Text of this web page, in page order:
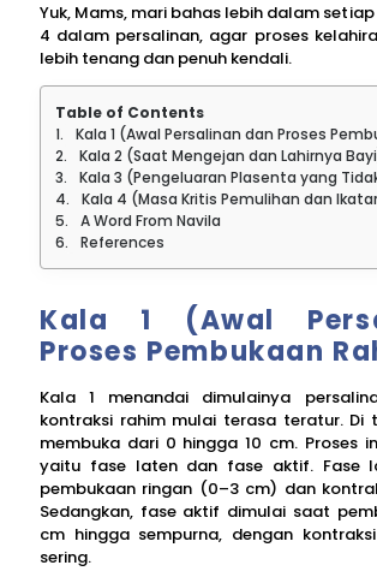
Yuk, Mams, mari bahas lebih dalam
4 dalam persalinan, agar proses
lebih tenang dan penuh kendali.
Table of Contents
Kala 1 (Awal Persalinan dan Proses
Kala 2 (Saat Mengejan dan Lahirnya
Kala 3 (Pengeluaran Plasenta yang
Kala 4 (Masa Kritis Pemulihan dan
A Word From Navila
References
Kala 1 (Awal
Proses Pembukaan
Kala 1 menandai dimulainya
kontraksi rahim mulai terasa teratur. Di
membuka dari 0 hingga 10 cm. Proses
yaitu fase laten dan fase aktif. Fase
pembukaan ringan (0–3 cm) dan
Sedangkan, fase aktif dimulai saat
cm hingga sempurna, dengan
sering.